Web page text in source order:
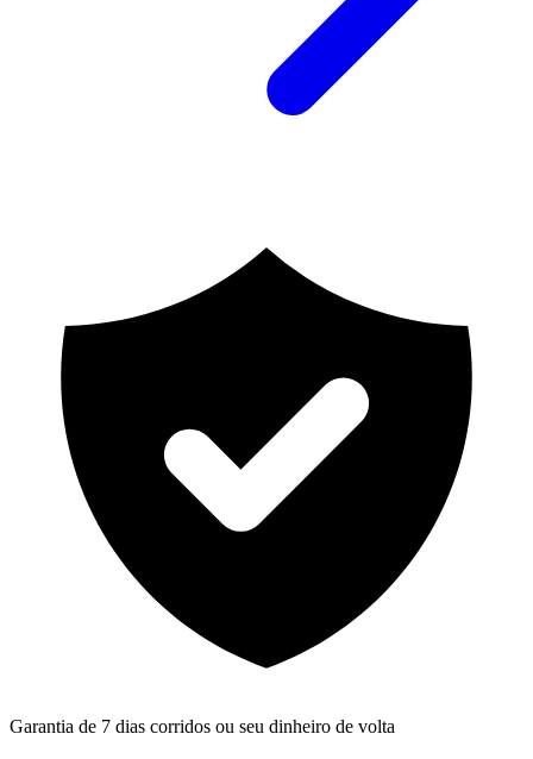
Garantia de 7 dias corridos ou seu dinheiro de volta